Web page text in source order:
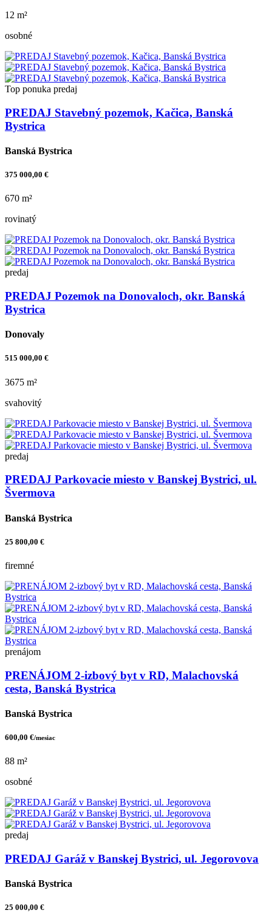
12 m²
osobné
Top ponuka predaj
PREDAJ Stavebný pozemok, Kačica, Banská
Bystrica
Banská Bystrica
375 000,00 €
670 m²
rovinatý
predaj
PREDAJ Pozemok na Donovaloch, okr. Banská
Bystrica
Donovaly
515 000,00 €
3675 m²
svahovitý
predaj
PREDAJ Parkovacie miesto v Banskej Bystrici, ul.
Švermova
Banská Bystrica
25 800,00 €
firemné
prenájom
PRENÁJOM 2-izbový byt v RD, Malachovská
cesta, Banská Bystrica
Banská Bystrica
600,00 €/mesiac
88 m²
osobné
predaj
PREDAJ Garáž v Banskej Bystrici, ul. Jegorovova
Banská Bystrica
25 000,00 €